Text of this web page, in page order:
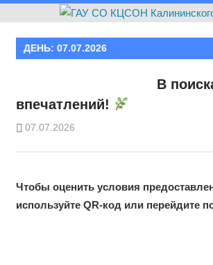
ДЕНЬ: 07.07.2026
В
впечатлений!
07.07.2026
Чтобы оценить условия
используйте QR-код или перейдите